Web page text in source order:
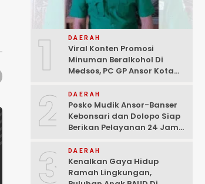
1 DAERAH
Viral Konten Promosi
Minuman Beralkohol Di
Medsos, PC GP Ansor Kota
Kota Dan Aparat Bertindak
Tegas!
2 DAERAH
Posko Mudik Ansor-Banser
Kebonsari dan Dolopo Siap
Berikan Pelayanan 24 Jam
3 DAERAH
Kenalkan Gaya Hidup
Ramah Lingkungan,